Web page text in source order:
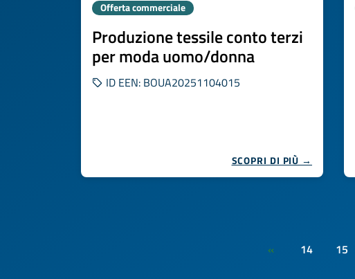
Offerta commerciale
Produzione tessile conto terzi
per moda uomo/donna
ID EEN: BOUA20251104015
SCOPRI DI PIÙ →
« 14 15